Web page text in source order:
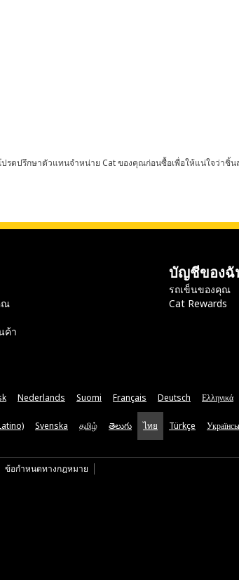
ดปรึกษาตัวแทนจำหน่าย Cat ของคุณก่อนซื้อเพื่อให้แน่ใจว่าชิ้
ณ
ค้า
บัญชีของฉั
รถเข็นของคุณ
Cat Rewards
Nederlands Suomi Français Deutsch Ελληνικά
Svenska தமிழ் తెలుగు ไทย Türkçe
ข้อกำหนดทางกฎหมาย